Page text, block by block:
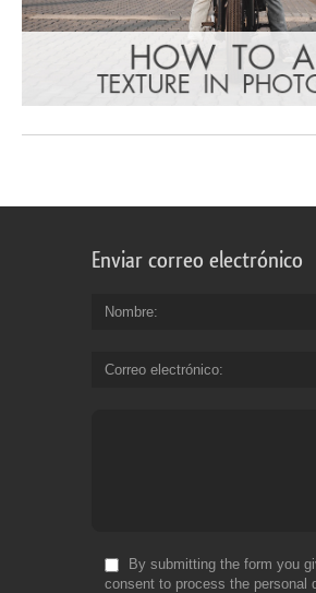
Enviar correo electrónico
Nombre
Correo electrónico
By submitting the form you
consent to process the personal